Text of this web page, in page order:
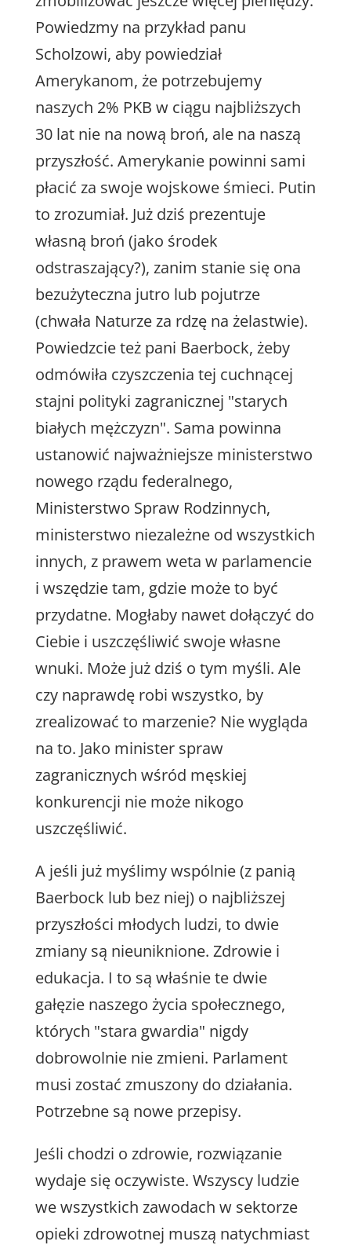
Powiedzmy na przykład panu
Scholzowi, aby powiedział
Amerykanom, że potrzebujemy
naszych 2% PKB w ciągu najbliższych
30 lat nie na nową broń, ale na naszą
przyszłość. Amerykanie powinni sami
płacić za swoje wojskowe śmieci. Putin
to zrozumiał. Już dziś prezentuje
własną broń (jako środek
odstraszający?), zanim stanie się ona
bezużyteczna jutro lub pojutrze
(chwała Naturze za rdzę na żelastwie).
Powiedzcie też pani Baerbock, żeby
odmówiła czyszczenia tej cuchnącej
stajni polityki zagranicznej "starych
białych mężczyzn". Sama powinna
ustanowić najważniejsze ministerstwo
nowego rządu federalnego,
Ministerstwo Spraw Rodzinnych,
ministerstwo niezależne od wszystkich
innych, z prawem weta w parlamencie
i wszędzie tam, gdzie może to być
przydatne. Mogłaby nawet dołączyć do
Ciebie i uszczęśliwić swoje własne
wnuki. Może już dziś o tym myśli. Ale
czy naprawdę robi wszystko, by
zrealizować to marzenie? Nie wygląda
na to. Jako minister spraw
zagranicznych wśród męskiej
konkurencji nie może nikogo
uszczęśliwić.
A jeśli już myślimy wspólnie (z panią
Baerbock lub bez niej) o najbliższej
przyszłości młodych ludzi, to dwie
zmiany są nieuniknione. Zdrowie i
edukacja. I to są właśnie te dwie
gałęzie naszego życia społecznego,
których "stara gwardia" nigdy
dobrowolnie nie zmieni. Parlament
musi zostać zmuszony do działania.
Potrzebne są nowe przepisy.
Jeśli chodzi o zdrowie, rozwiązanie
wydaje się oczywiste. Wszyscy ludzie
we wszystkich zawodach w sektorze
opieki zdrowotnej muszą natychmiast